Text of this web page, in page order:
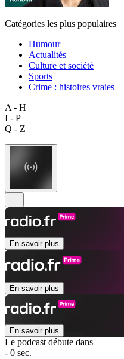
Catégories les plus populaires
Humour
Actualités
Culture et société
Sports
Crime : histoires vraies
A - H
I - P
Q - Z
En savoir plus
En savoir plus
En savoir plus
Le podcast débute dans
- 0 sec.